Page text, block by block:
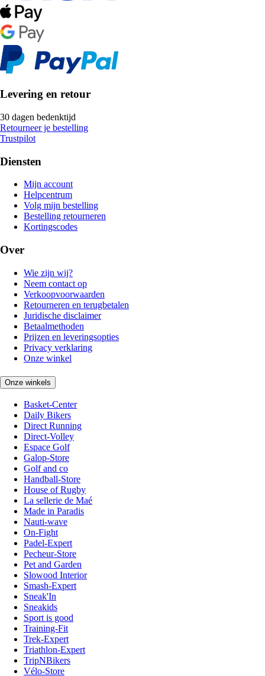
Levering en retour
30 dagen bedenktijd
Retourneer je bestelling
Trustpilot
Diensten
Mijn account
Helpcentrum
Volg mijn bestelling
Bestelling retourneren
Kortingscodes
Over
Wie zijn wij?
Neem contact op
Verkoopvoorwaarden
Retourneren en terugbetalen
Juridische disclaimer
Betaalmethoden
Prijzen en leveringsopties
Privacy verklaring
Onze winkel
Onze winkels
Basket-Center
Daily Bikers
Direct Running
Direct-Volley
Espace Golf
Galop-Store
Golf and co
Handball-Store
House of Rugby
La sellerie de Maé
Made in Paradis
Nauti-wave
On-Fight
Padel-Expert
Pecheur-Store
Pet and Garden
Slowood Interior
Smash-Expert
Sneak'In
Sneakids
Sport is good
Training-Fit
Trek-Expert
Triathlon-Expert
TripNBikers
Vélo-Store